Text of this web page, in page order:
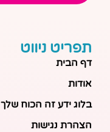
תפריט ניווט
דף הבית
אודות
בלוג ידע זה הכוח שלך
הצהרת נגישות